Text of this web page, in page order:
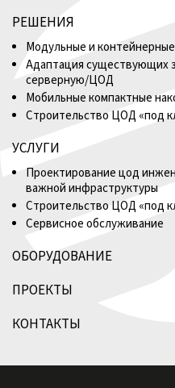
РЕШЕНИЯ
Модульные и
Адаптация существующих
серверную/ЦОД
Мобильные компактные
Строительство ЦОД «под
УСЛУГИ
Проектирование цод
важной инфраструктуры
Строительство ЦОД «под
Сервисное обслуживание
ОБОРУДОВАНИЕ
ПРОЕКТЫ
КОНТАКТЫ